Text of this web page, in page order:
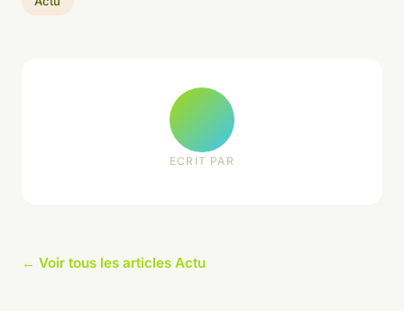
ECRIT PAR
← Voir tous les articles Actu